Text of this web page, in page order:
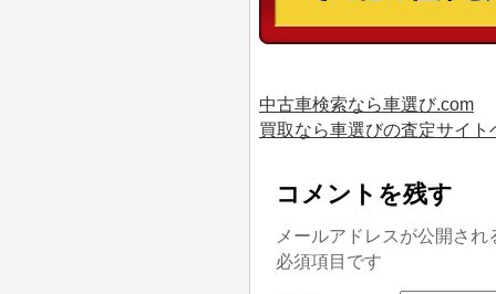
中古車検索なら車選び.com
買取なら車選びの査定サイト
コメントを残す
メールアドレスが公開さ
必須項目です